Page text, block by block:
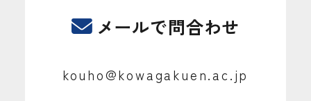
メールで問合わせ
kouho@kowagakuen.ac.jp